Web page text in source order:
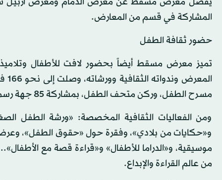
المشاركة في قسم من المعارض.
حضور ثقافة الطفل
تميز معرض مسقط أيضاً بحضور لافت للأطفال
مسرح الطفل، وركن متحف الطفل، بمشاركة 85 جهة رسمية وخاصة، و51 كاتباً وفناناً.
ومن الفعاليات الثقافية المخصصة: «ورشة الطفل
و«حكايات من بلادي»، وفقرة حول «حقوق الطفل»،
موسيقية، و«الدراما للأطفال» و«قراءة قصة مع
من عالم القراءة والإبداع.